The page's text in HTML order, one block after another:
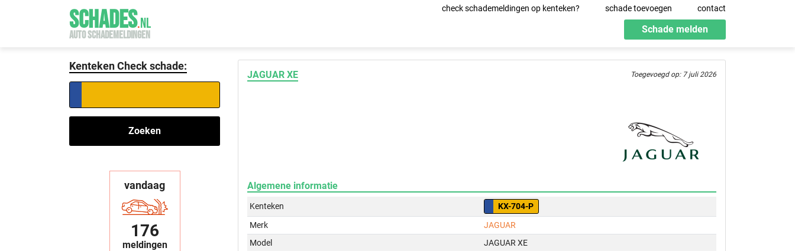
SCHADES.NL
AUTO SCHADEMELDINGEN
check schademeldingen op kenteken? schade toevoegen contact
Schade melden
Kenteken Check schade:
Zoeken
vandaag
176
meldingen
JAGUAR XE Toegevoegd op: 7 juli 2026
Algemene informatie
Kenteken
KX-704-P
Merk
JAGUAR
Model
JAGUAR XE